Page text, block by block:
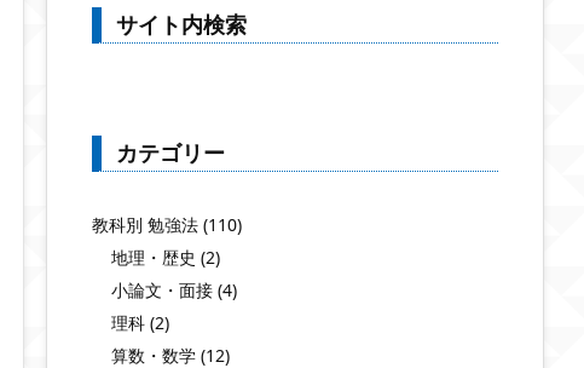
サイト内検索
カテゴリー
教科別 勉強法 (110)
地理・歴史 (2)
小論文・面接 (4)
理科 (2)
算数・数学 (12)